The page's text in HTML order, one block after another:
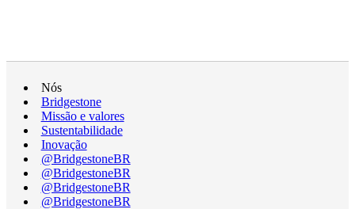
Nós
Bridgestone
Missão e valores
Sustentabilidade
Inovação
@BridgestoneBR
@BridgestoneBR
@BridgestoneBR
@BridgestoneBR